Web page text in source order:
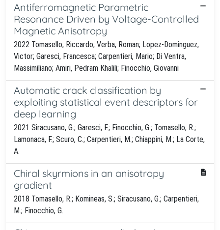
Antiferromagnetic Parametric
Resonance Driven by Voltage-Controlled
Magnetic Anisotropy
2022 Tomasello, Riccardo; Verba, Roman; Lopez-Dominguez,
Victor; Garesci, Francesca; Carpentieri, Mario; Di Ventra,
Massimiliano; Amiri, Pedram Khalili; Finocchio, Giovanni
Automatic crack classification by
exploiting statistical event descriptors for
deep learning
2021 Siracusano, G.; Garesci, F.; Finocchio, G.; Tomasello, R.;
Lamonaca, F.; Scuro, C.; Carpentieri, M.; Chiappini, M.; La Corte,
A.
Chiral skyrmions in an anisotropy
gradient
2018 Tomasello, R.; Komineas, S.; Siracusano, G.; Carpentieri,
M.; Finocchio, G.